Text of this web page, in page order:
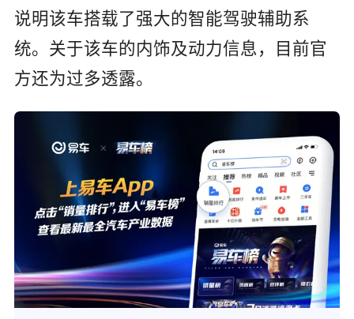
说明该车搭载了强大的智能驾驶辅助系
统。 关于该车的内饰及动力信息，目前官
方还为过多透露。